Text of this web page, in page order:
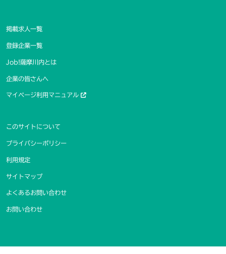
掲載求人一覧
登録企業一覧
Job!薩摩川内とは
企業の皆さんへ
マイページ利用マニュアル
このサイトについて
プライバシーポリシー
利用規定
サイトマップ
よくあるお問い合わせ
お問い合わせ